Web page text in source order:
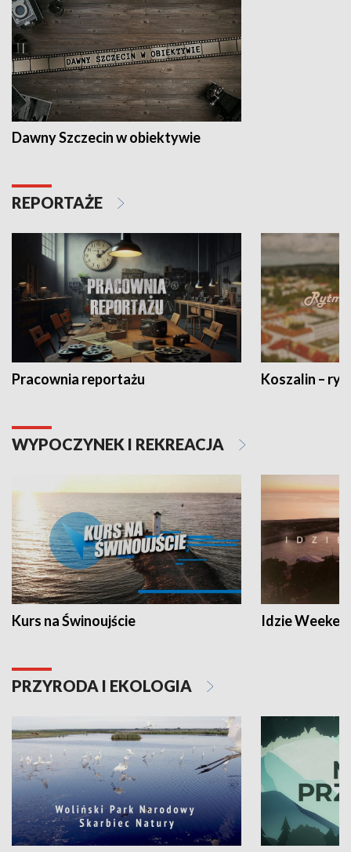
Dawny Szczecin w obiektywie
REPORTAŻE
Pracownia reportażu Koszalin –
WYPOCZYNEK I REKREACJA
Kurs na Świnoujście Idzie
PRZYRODA I EKOLOGIA